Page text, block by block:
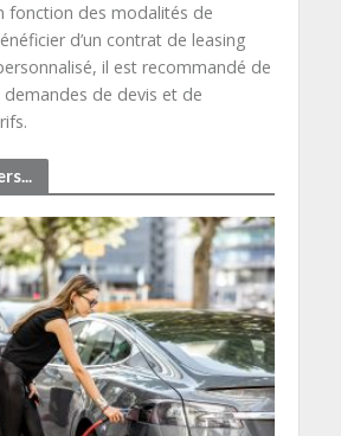
fonction des modalités de
d’un contrat de leasing
il est recommandé de
de devis et de